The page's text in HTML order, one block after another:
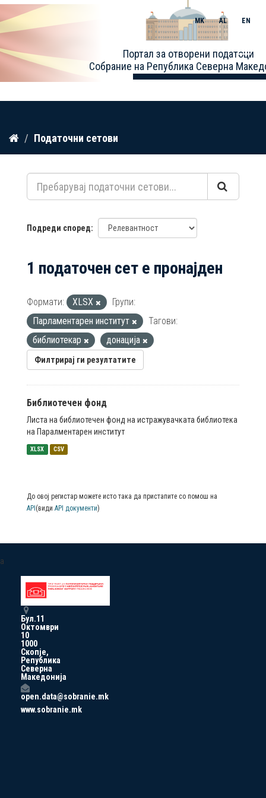
Прескокнете
содржина
Портал за отворени податоци
Собрание на Република Северна
MK AL EN
Toggle
Податочни сетови
Подреди според
1 податочен сет е пронајден
Формати: XLSX
Групи:
Парламентарен институт
Тагови:
библиотекар
донација
Филтрирај ги резултатите
Библиотечен фонд
Листа на библиотечен фонд на истражувачката библиотека
на Паралментарен институт
XLSX CSV
До овој регистар можете исто така да пристапите со помош на
API (види API документи)
a
Бул.11
Октомври
10
1000
Скопје,
Република
Северна
Македонија
open.data@sobranie.mk
www.sobranie.mk